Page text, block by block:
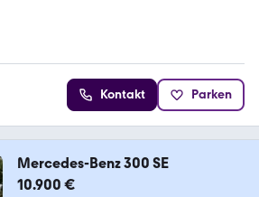
Kontakt Parken
Mercedes-Benz 300 SE
10.900 €